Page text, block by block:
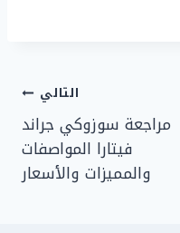
التالي
مراجعة سوزوكي جراند
فيتارا المواصفات
والمميزات والأسعار